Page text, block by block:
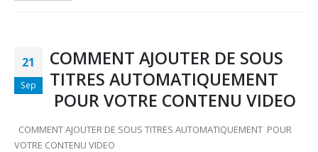
21
Sep
COMMENT AJOUTER DE SOUS
TITRES AUTOMATIQUEMENT
POUR VOTRE CONTENU VIDEO
COMMENT AJOUTER DE SOUS TITRES AUTOMATIQUEMENT POUR
VOTRE CONTENU VIDEO